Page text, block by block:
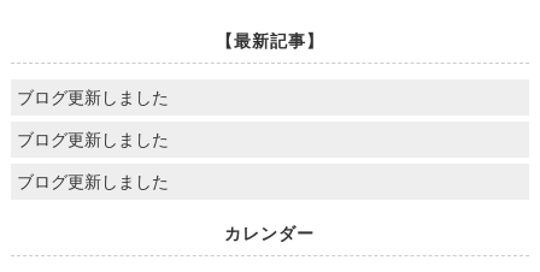
【最新記事】
ブログ更新しました
ブログ更新しました
ブログ更新しました
カレンダー